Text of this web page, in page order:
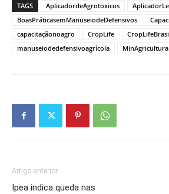
TAGS AplicadordeAgrotoxicos
BoasPráticasemManuseiodeDefensivos
capacitaçãonoagro
CropLife
manuseiodedefensivoagrícola
MinAgricultura
Artigo anterior
Ipea indica queda nas